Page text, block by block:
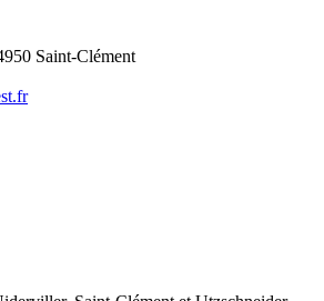
Saint-Clément